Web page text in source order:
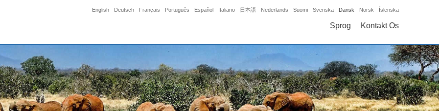
English Deutsch Français Português Español Italiano 日本語 Nederlands Suomi Svenska Dansk Norsk Íslenska
Sprog Kontakt Os